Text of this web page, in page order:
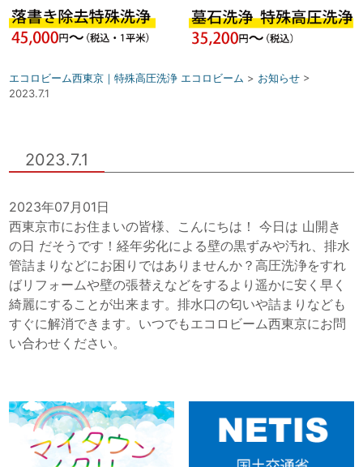
エコロビーム西東京｜特殊高圧洗浄 エコロビーム > お知らせ >
2023.7.1
2023.7.1
2023年07月01日
西東京市にお住まいの皆様、こんにちは！ 今日は 山開き
の日 だそうです！経年劣化による壁の黒ずみや汚れ、排水
管詰まりなどにお困りではありませんか？高圧洗浄をすれ
ばリフォームや壁の張替えなどをするより遥かに安く早く
綺麗にすることが出来ます。排水口の匂いや詰まりなども
すぐに解消できます。いつでもエコロビーム西東京にお問
い合わせください。